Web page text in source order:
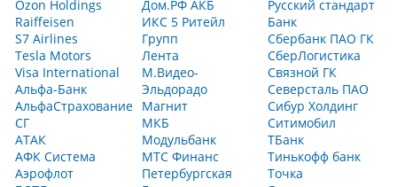
Ozon Holdings
Raiffeisen
S7 Airlines
Tesla Motors
Visa International
Альфа-Банк
АльфаСтрахование
СГ
АТАК
АФК Система
Аэрофлот
Дом.РФ АКБ
ИКС 5 Ритейл
Групп
Лента
М.Видео-
Эльдорадо
Магнит
МКБ
Модульбанк
МТС Финанс
Петербургская
Русский стандарт
Банк
Сбербанк ПАО ГК
СберЛогистика
Связной ГК
Северсталь ПАО
Сибур Холдинг
Ситимобил
ТБанк
Тинькофф банк
Точка